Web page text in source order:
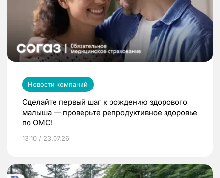
Новости компаний
Сделайте первый шаг к рождению здорового
малыша — проверьте репродуктивное здоровье
по ОМС!
13:10 / 23.07.26